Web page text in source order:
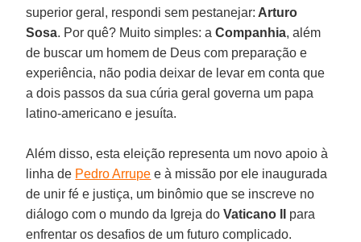
superior geral, respondi sem pestanejar: Arturo
Sosa. Por quê? Muito simples: aCompanhia, além
de buscar um homem de Deus com preparação e
experiência, não podia deixar de levar em conta que
a dois passos da sua cúria geral governa um papa
latino-americano e jesuíta.
Além disso, esta eleição representa um novo apoio à
linha de Pedro Arrupe e à missão por ele inaugurada
de unir fé e justiça, um binômio que se inscreve no
diálogo com o mundo da Igreja doVaticano II
para
enfrentar os desafios de um futuro complicado.